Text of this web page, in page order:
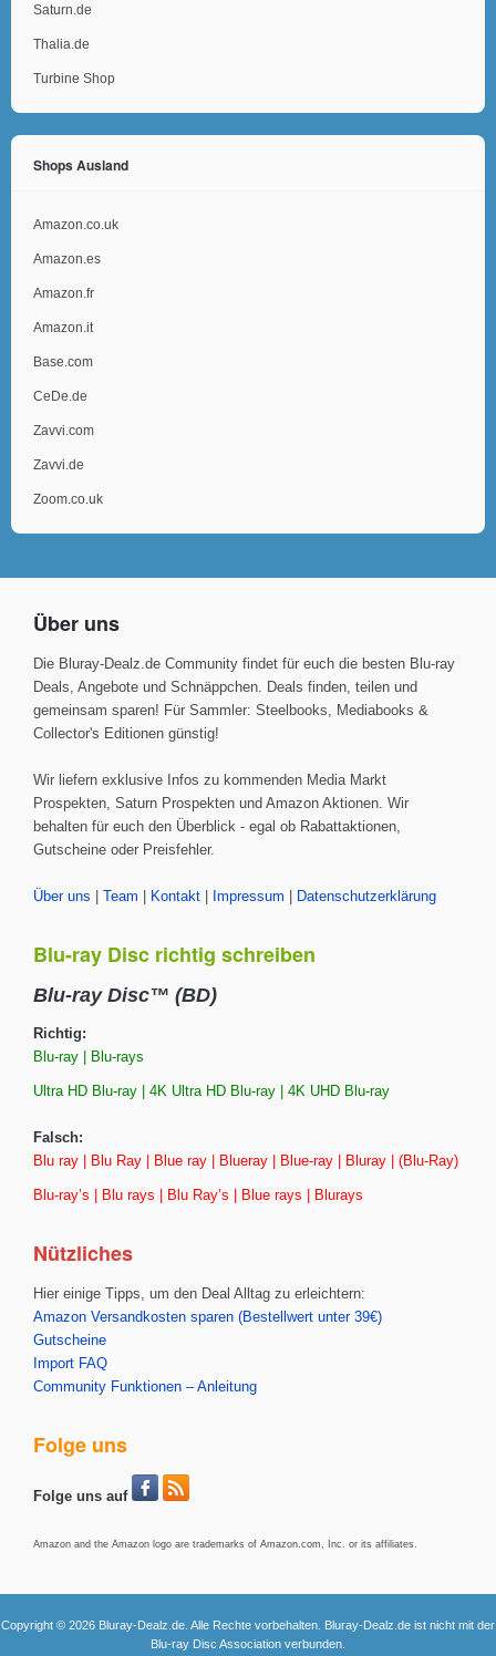
Saturn.de
Thalia.de
Turbine Shop
Shops Ausland
Amazon.co.uk
Amazon.es
Amazon.fr
Amazon.it
Base.com
CeDe.de
Zavvi.com
Zavvi.de
Zoom.co.uk
Über uns
Die Bluray-Dealz.de Community findet für euch die besten Blu-ray
Deals, Angebote und Schnäppchen. Deals finden, teilen und
gemeinsam sparen! Für Sammler: Steelbooks, Mediabooks &
Collector's Editionen günstig!
Wir liefern exklusive Infos zu kommenden Media Markt
Prospekten, Saturn Prospekten und Amazon Aktionen. Wir
behalten für euch den Überblick - egal ob Rabattaktionen,
Gutscheine oder Preisfehler.
Über uns Team Kontakt Impressum Datenschutzerklärung
Blu-ray Disc richtig schreiben
Blu-ray Disc™ (BD)
Richtig:
Blu-ray | Blu-rays
Ultra HD Blu-ray | 4K Ultra HD Blu-ray | 4K UHD Blu-ray
Falsch:
Blu ray | Blu Ray | Blue ray | Blueray | Blue-ray | Bluray | (Blu-Ray)
Blu-ray’s | Blu rays | Blu Ray’s | Blue rays | Blurays
Nützliches
Hier einige Tipps, um den Deal Alltag zu erleichtern:
Amazon Versandkosten sparen (Bestellwert unter 39€)
Gutscheine
Import FAQ
Community Funktionen – Anleitung
Folge uns
Folge uns auf
Amazon and the Amazon logo are trademarks of Amazon.com, Inc. or its affiliates.
Copyright © 2026 Bluray-Dealz.de. Alle Rechte vorbehalten. Bluray-Dealz.de ist nicht mit der
Blu-ray Disc Association verbunden.